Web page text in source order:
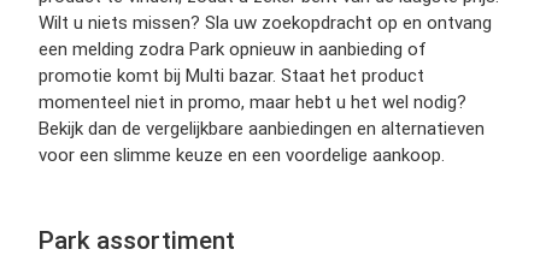
Wilt u niets missen? Sla uw zoekopdracht op en ontvang
een melding zodra Park opnieuw in aanbieding of
promotie komt bij Multi bazar. Staat het product
momenteel niet in promo, maar hebt u het wel nodig?
Bekijk dan de vergelijkbare aanbiedingen en alternatieven
voor een slimme keuze en een voordelige aankoop.
Park assortiment